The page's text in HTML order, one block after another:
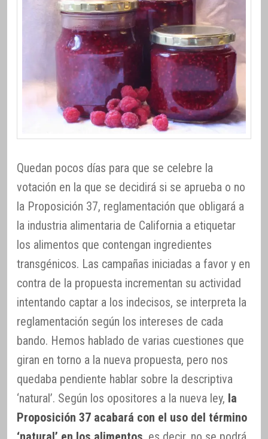
Quedan pocos días para que se celebre la
votación en la que se decidirá si se aprueba o no
la Proposición 37, reglamentación que obligará a
la industria alimentaria de California a etiquetar
los alimentos que contengan ingredientes
transgénicos. Las campañas iniciadas a favor y en
contra de la propuesta incrementan su actividad
intentando captar a los indecisos, se interpreta la
reglamentación según los intereses de cada
bando. Hemos hablado de varias cuestiones que
giran en torno a la nueva propuesta, pero nos
quedaba pendiente hablar sobre la descriptiva
‘natural’. Según los opositores a la nueva ley, la
Proposición 37 acabará con el uso del término